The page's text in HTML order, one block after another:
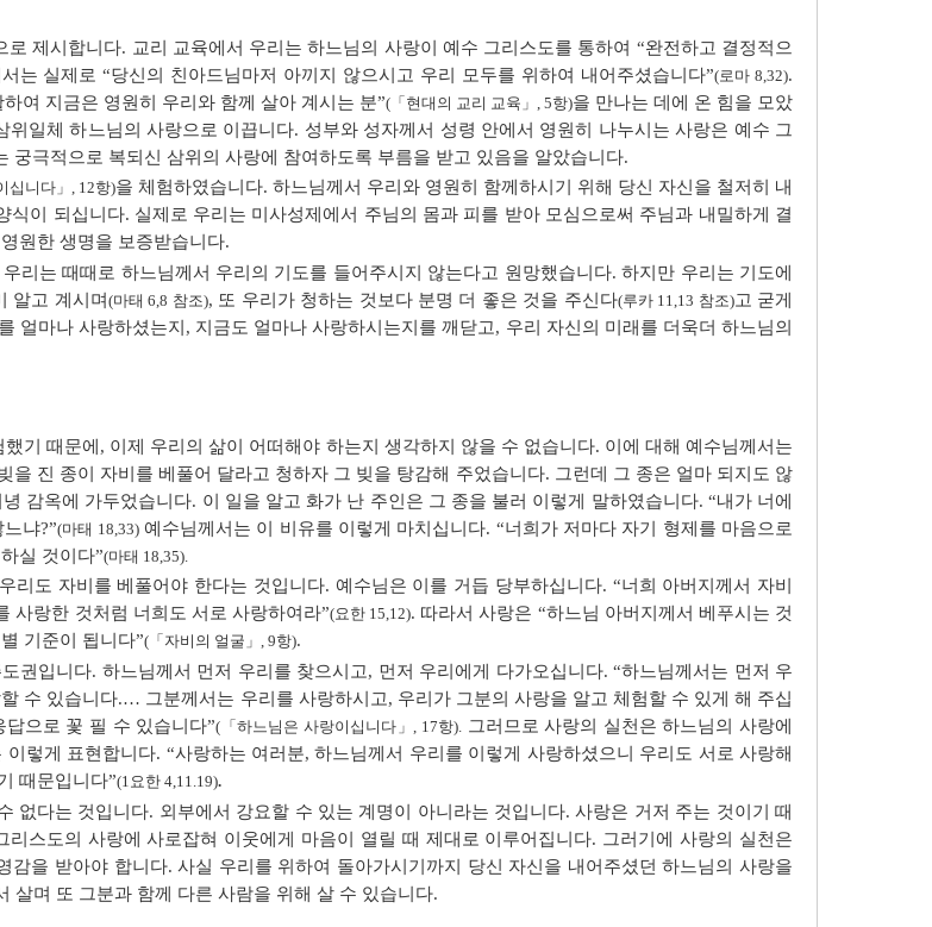
제시합니다. 교리 교육에서 우리는 하느님의 사랑이 예수 그리스도를 통하여 “완전하고 결정적으
는 실제로 “당신의 친아드님마저 아끼지 않으시고 우리 모두를 위하여 내어주셨습니다”(로마 8,32).
여 지금은 영원히 우리와 함께 살아 계시는 분”(「현대의 교리 교육」, 5항)을 만나는 데에 온 힘을 모았
일체 하느님의 사랑으로 이끕니다. 성부와 성자께서 성령 안에서 영원히 나누시는 사랑은 예수 그
극적으로 복되신 삼위의 사랑에 참여하도록 부름을 받고 있음을 알았습니다.
십니다」, 12항)을 체험하였습니다. 하느님께서 우리와 영원히 함께하시기 위해 당신 자신을 철저히 내
이 되십니다. 실제로 우리는 미사성제에서 주님의 몸과 피를 받아 모심으로써 주님과 내밀하게 결
원한 생명을 보증받습니다.
리는 때때로 하느님께서 우리의 기도를 들어주시지 않는다고 원망했습니다. 하지만 우리는 기도에
알고 계시며 (마태 6,8 참조), 또 우리가 청하는 것보다 분명 더 좋은 것을 주신다(루카 11,13 참조)고 굳게
얼마나 사랑하셨는지, 지금도 얼마나 사랑하시는지를 깨닫고, 우리 자신의 미래를 더욱더 하느님의
기 때문에, 이제 우리의 삶이 어떠해야 하는지 생각하지 않을 수 없습니다. 이에 대해 예수님께서는
을 진 종이 자비를 베풀어 달라고 청하자 그 빚을 탕감해 주었습니다. 그런데 그 종은 얼마 되지도 않
감옥에 가두었습니다. 이 일을 알고 화가 난 주인은 그 종을 불러 이렇게 말하였습니다. “내가 너에
냐?”(마태 18,33)예수님께서는 이 비유를 이렇게 마치십니다. “너희가 저마다 자기 형제를 마음으로
실 것이다”(마태 18,35).
도 자비를 베풀어야 한다는 것입니다. 예수님은 이를 거듭 당부하십니다. “너희 아버지께서 자비
사랑한 것처럼 너희도 서로 사랑하여라”(요한 15,12). 따라서 사랑은 “하느님 아버지께서 베푸시는 것
기준이 됩니다”(「자비의 얼굴」, 9항).
권입니다. 하느님께서 먼저 우리를 찾으시고, 먼저 우리에게 다가오십니다. “하느님께서는 먼저 우
수 있습니다.… 그분께서는 우리를 사랑하시고, 우리가 그분의 사랑을 알고 체험할 수 있게 해 주십
답으로 꽃 필 수 있습니다”(「하느님은 사랑이십니다」, 17항). 그러므로 사랑의 실천은 하느님의 사랑에
렇게 표현합니다. “사랑하는 여러분, 하느님께서 우리를 이렇게 사랑하셨으니 우리도 서로 사랑해
때문입니다”(1요한 4,11.19).
없다는 것입니다. 외부에서 강요할 수 있는 계명이 아니라는 것입니다. 사랑은 거저 주는 것이기 때
스도의 사랑에 사로잡혀 이웃에게 마음이 열릴 때 제대로 이루어집니다. 그러기에 사랑의 실천은
감을 받아야 합니다. 사실 우리를 위하여 돌아가시기까지 당신 자신을 내어주셨던 하느님의 사랑을
살며 또 그분과 함께 다른 사람을 위해 살 수 있습니다.